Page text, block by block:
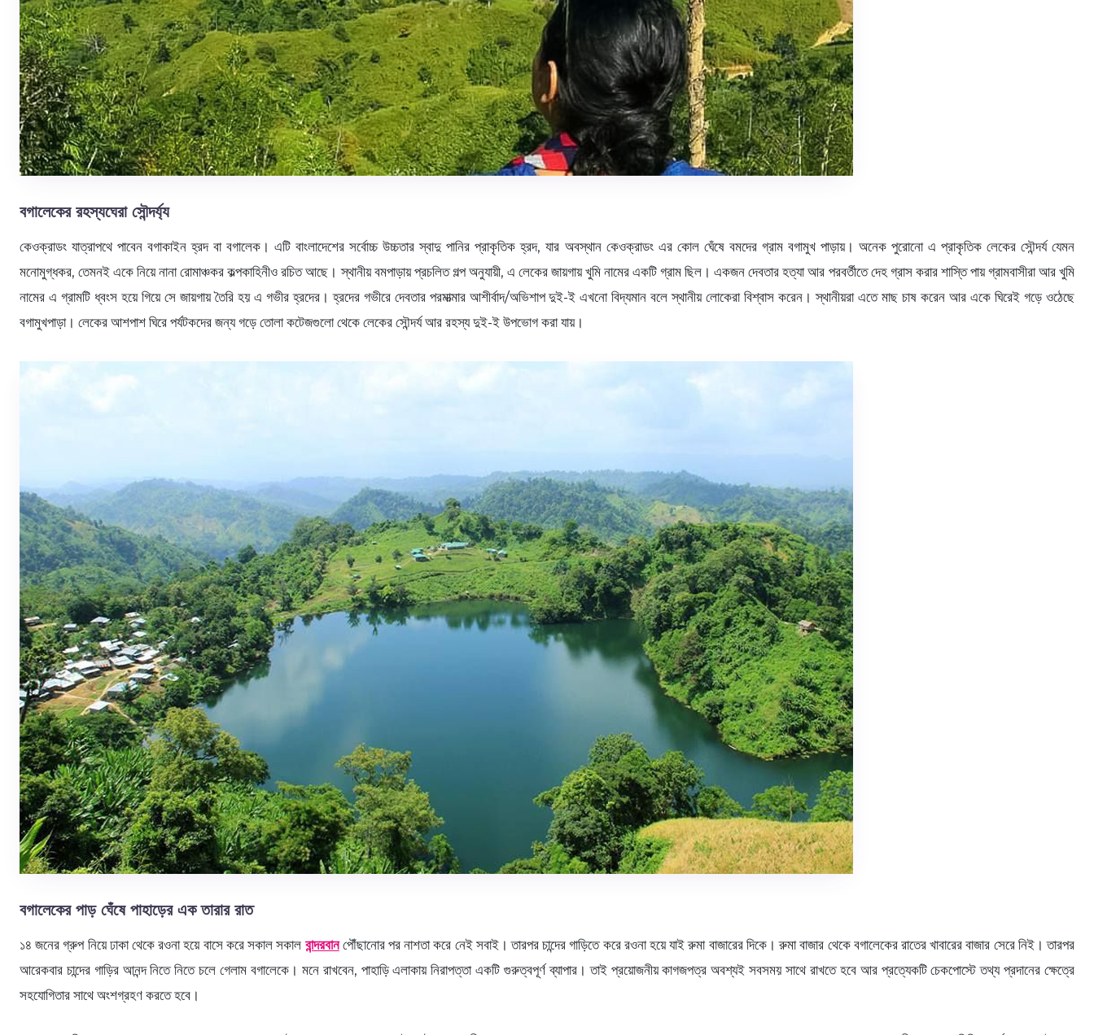
বগালেকের রহস্যঘেরা সৌন্দর্য্য
কেওক্রাডং যাত্রাপথে পাবেন বগাকাইন হ্রদ বা বগালেক। এটি বাংলাদেশের সর্বোচ্চ উচ্চতার স্বাদু পানির প্রাকৃতিক হ্রদ, যার অবস্থান কেওক্রাডং এর কোল ঘেঁষে বমদের গ্রাম বগামুখ পাড়ায়। অনেক পুরোনো এ প্রাকৃতিক লেকের সৌন্দর্য যেমন
মনোমুগ্ধকর, তেমনই একে নিয়ে নানা রোমাঞ্চকর কল্পকাহিনীও রচিত আছে। স্থানীয় বমপাড়ায় প্রচলিত গল্প অনুযায়ী, এ লেকের জায়গায় খুমি নামের একটি গ্রাম ছিল। একজন দেবতার হত্যা আর পরবর্তীতে দেহ গ্রাস করার শাস্তি পায় গ্রামবাসীরা আর খুমি
নামের এ গ্রামটি ধ্বংস হয়ে গিয়ে সে জায়গায় তৈরি হয় এ গভীর হ্রদের। হ্রদের গভীরে দেবতার পরমাত্মার আশীর্বাদ/অভিশাপ দুই-ই এখনো বিদ্যমান বলে স্থানীয় লোকেরা বিশ্বাস করেন। স্থানীয়রা এতে মাছ চাষ করেন আর একে ঘিরেই গড়ে ওঠেছে
বগামুখপাড়া। লেকের আশপাশ ঘিরে পর্যটকদের জন্য গড়ে তোলা কটেজগুলো থেকে লেকের সৌন্দর্য আর রহস্য দুই-ই উপভোগ করা যায়।
বগালেকের পাড় ঘেঁষে পাহাড়ের এক তারার রাত
১৪ জনের গ্রুপ নিয়ে ঢাকা থেকে রওনা হয়ে বাসে করে সকাল সকাল বান্দরবানপৌঁছানোর পর নাশতা করে নেই সবাই। তারপর চান্দের গাড়িতে করে রওনা হয়ে যাই রুমা বাজারের দিকে। রুমা বাজার থেকে বগালেকের রাতের খাবারের বাজার সেরে নিই। তারপর
আরেকবার চান্দের গাড়ির আনন্দ নিতে নিতে চলে গেলাম বগালেকে। মনে রাখবেন, পাহাড়ি এলাকায় নিরাপত্তা একটি গুরুত্বপূর্ণ ব্যাপার। তাই প্রয়োজনীয় কাগজপত্র অবশ্যই সবসময় সাথে রাখতে হবে আর প্রত্যেকটি চেকপোস্টে তথ্য প্রদানের ক্ষেত্রে
সহযোগিতার সাথে অংশগ্রহণ করতে হবে।